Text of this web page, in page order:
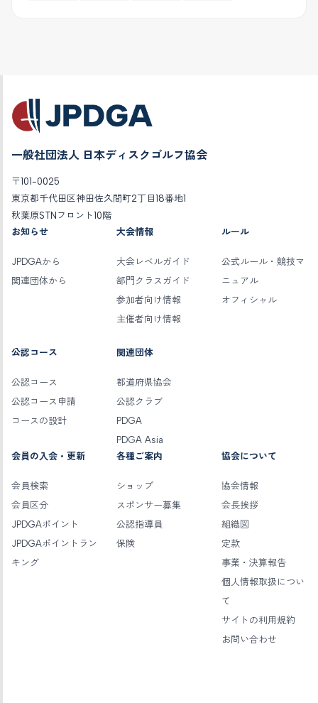
一般社団法人 日本ディスクゴルフ協会
〒101-0025
東京都千代田区神田佐久間町2丁目18番地1
秋葉原STNフロント10階
お知らせ
JPDGAから
関連団体から
大会情報
大会レベルガイド
部門クラスガイド
参加者向け情報
主催者向け情報
ルール
公式ルール・競技マ
ニュアル
オフィシャル
公認コース
公認コース
公認コース申請
コースの設計
関連団体
都道府県協会
公認クラブ
PDGA
PDGA Asia
会員の入会・更新
会員検索
会員区分
JPDGAポイント
JPDGAポイントラン
キング
各種ご案内
ショップ
スポンサー募集
公認指導員
保険
協会について
協会情報
会長挨拶
組織図
定款
事業・決算報告
個人情報取扱につい
て
サイトの利用規約
お問い合わせ